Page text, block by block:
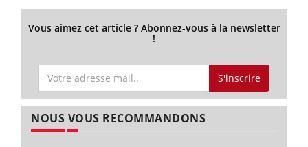
Vous aimez cet article ? Abonnez-vous à la newsletter
!
S'inscrire
NOUS VOUS RECOMMANDONS